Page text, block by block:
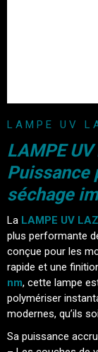
LAMPE UV
LAMPE UV
Puissance
séchage
La LAMPE UV
plus performante
conçue pour les
rapide et une
nm, cette lampe
polymériser
modernes, qu’ils
Sa puissance